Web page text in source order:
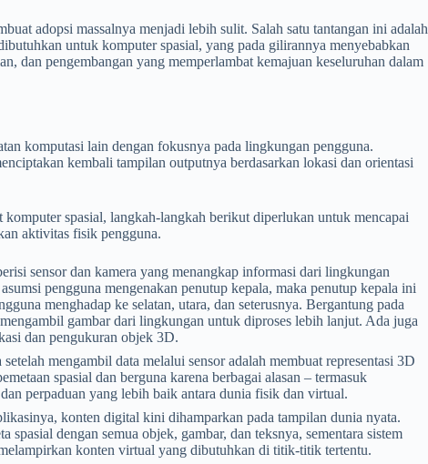
adopsi massalnya menjadi lebih sulit. Salah satu tantangan ini adalah
untuk komputer spasial, yang pada gilirannya menyebabkan
dan pengembangan yang memperlambat kemajuan keseluruhan dalam
komputasi lain dengan fokusnya pada lingkungan pengguna.
kembali tampilan outputnya berdasarkan lokasi dan orientasi
spasial, langkah-langkah berikut diperlukan untuk mencapai
aktivitas fisik pengguna.
sensor dan kamera yang menangkap informasi dari lingkungan
pengguna mengenakan penutup kepala, maka penutup kepala ini
menghadap ke selatan, utara, dan seterusnya. Bergantung pada
gambar dari lingkungan untuk diproses lebih lanjut. Ada juga
dan pengukuran objek 3D.
mengambil data melalui sensor adalah membuat representasi 3D
spasial dan berguna karena berbagai alasan – termasuk
perpaduan yang lebih baik antara dunia fisik dan virtual.
konten digital kini dihamparkan pada tampilan dunia nyata.
spasial dengan semua objek, gambar, dan teksnya, sementara sistem
konten virtual yang dibutuhkan di titik-titik tertentu.